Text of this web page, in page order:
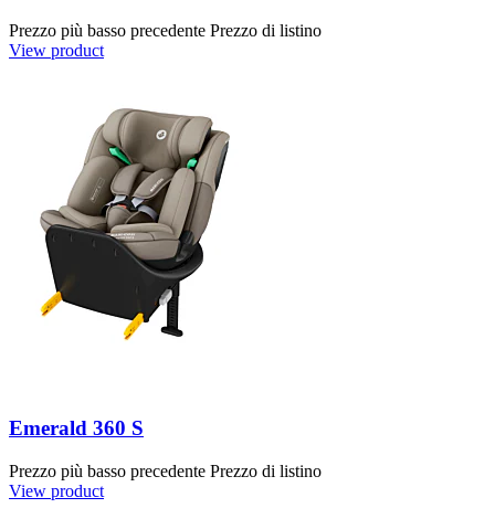
Prezzo più basso precedente Prezzo di listino
View product
Emerald 360 S
Prezzo più basso precedente Prezzo di listino
View product